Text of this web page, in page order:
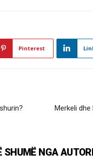
Pinterest
Merkeli
SHUMË NGA